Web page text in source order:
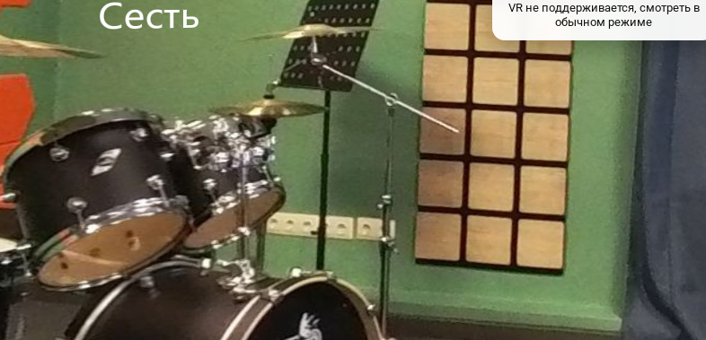
VR не поддерживается, смотреть в
обычном режиме